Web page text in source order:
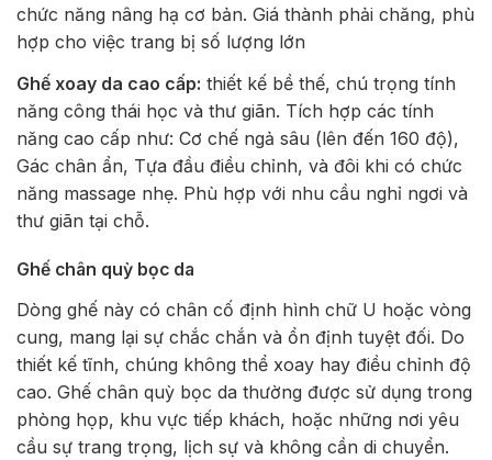
chức năng nâng hạ cơ bản. Giá thành phải chăng, phù
hợp cho việc trang bị số lượng lớn
Ghế xoay da cao cấp: thiết kế bề thế, chú trọng tính
năng công thái học và thư giãn. Tích hợp các tính
năng cao cấp như: Cơ chế ngả sâu (lên đến 160 độ),
Gác chân ẩn, Tựa đầu điều chỉnh, và đôi khi có chức
năng massage nhẹ. Phù hợp với nhu cầu nghỉ ngơi và
thư giãn tại chỗ.
Ghế chân quỳ bọc da
Dòng ghế này có chân cố định hình chữ U hoặc vòng
cung, mang lại sự chắc chắn và ổn định tuyệt đối. Do
thiết kế tĩnh, chúng không thể xoay hay điều chỉnh độ
cao. Ghế chân quỳ bọc da thường được sử dụng trong
phòng họp, khu vực tiếp khách, hoặc những nơi yêu
cầu sự trang trọng, lịch sự và không cần di chuyển.